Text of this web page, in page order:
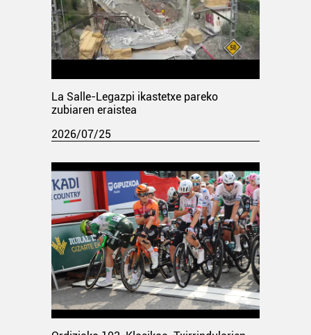
La Salle-Legazpi ikastetxe pareko
zubiaren eraistea
2026/07/25